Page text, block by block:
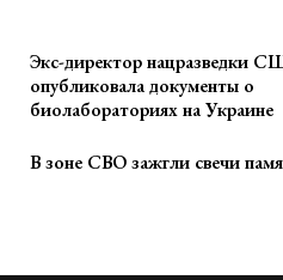
Экс-директор нацразведки
опубликовала документы о
биолабораториях на Украине
В зоне СВО зажгли свечи